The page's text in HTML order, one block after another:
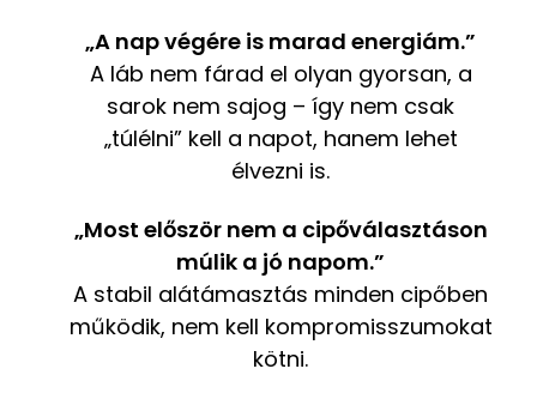
„A nap végére is marad energiám.”
A láb nem fárad el olyan gyorsan, a
sarok nem sajog – így nem csak
„túlélni” kell a napot, hanem lehet
élvezni is.
„Most először nem a cipőválasztáson
múlik a jó napom.”
A stabil alátámasztás minden cipőben
működik, nem kell kompromisszumokat
kötni.